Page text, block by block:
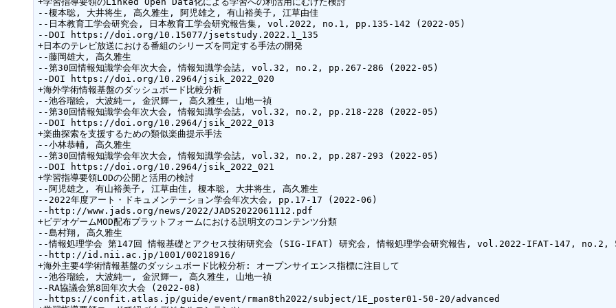
--榎本聡, 大井将生, 高久雅生, 阿児雄之, 有山裕美子, 江草由佳
--日本教育工学会研究会, 日本教育工学会研究報告集, vol.2022, no.1, pp.135-142 (2022-05)
--DOI https://doi.org/10.15077/jsetstudy.2022.1_135
+日本のテレビ放送における番組のシリーズを同定する手法の開発
--藤岡雄大, 高久雅生
--第30回情報知識学会年次大会, 情報知識学会誌, vol.32, no.2, pp.267-286 (2022-05)
--DOI https://doi.org/10.2964/jsik_2022_020
+海外学術情報基盤のダッシュボード比較分析
--池谷瑠絵, 大波純一, 金沢輝一, 高久雅生, 山地一禎
--第30回情報知識学会年次大会, 情報知識学会誌, vol.32, no.2, pp.218-228 (2022-05)
--DOI https://doi.org/10.2964/jsik_2022_013
+楽曲探索を支援するための類似楽曲提示手法
--小林恭輔, 高久雅生
--第30回情報知識学会年次大会, 情報知識学会誌, vol.32, no.2, pp.287-293 (2022-05)
--DOI https://doi.org/10.2964/jsik_2022_021
+学習指導要領LODの公開と活用の検討
--阿児雄之, 有山裕美子, 江草由佳, 榎本聡, 大井将生, 高久雅生
--2022年度アート・ドキュメンテーション学会年次大会, pp.17-17 (2022-06)
--http://www.jads.org/news/2022/JADS2022061112.pdf
+ビデオゲームMOD配布プラットフォームにおける説明文のコンテンツ分類
--島村翔, 高久雅生
--情報処理学会 第147回 情報基礎とアクセス技術研究会 (SIG-IFAT) 研究会, 情報処理学会研究報告, vol.2022-IFAT-147,
--http://id.nii.ac.jp/1001/00218916/
+海外主要4学術情報基盤のダッシュボード比較分析: オープンサイエンス指標に注目して
--池谷瑠絵, 大波純一, 金沢輝一, 高久雅生, 山地一禎
--RA協議会第8回年次大会 (2022-08)
--https://confit.atlas.jp/guide/event/rman8th2022/subject/1E_poster01-50-20/advanced